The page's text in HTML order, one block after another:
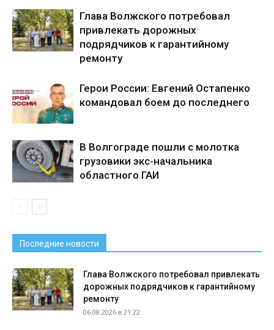
Глава Волжского потребовал
привлекать дорожных
подрядчиков к гарантийному
ремонту
Герои России: Евгений Остапенко
командовал боем до последнего
В Волгограде пошли с молотка
грузовики экс-начальника
областного ГАИ
Последние новости
Глава Волжского потребовал привлекать
дорожных подрядчиков к гарантийному
ремонту
06.08.2026 в 21:22